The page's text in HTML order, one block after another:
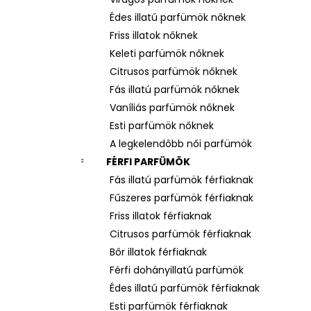
Édes illatú parfümök nőknek
Friss illatok nőknek
Keleti parfümök nőknek
Citrusos parfümök nőknek
Fás illatú parfümök nőknek
Vaníliás parfümök nőknek
Esti parfümök nőknek
A legkelendőbb női parfümök
FÉRFI PARFÜMÖK
Fás illatú parfümök férfiaknak
Fűszeres parfümök férfiaknak
Friss illatok férfiaknak
Citrusos parfümök férfiaknak
Bőr illatok férfiaknak
Férfi dohányillatú parfümök
Édes illatú parfümök férfiaknak
Esti parfümök férfiaknak
LATTAFA YARA – NŐI EAU DE PARFUM
Ft600